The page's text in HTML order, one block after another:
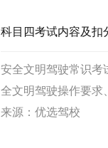
不可掉以轻心，否则
科目四考试内容及扣
安全文明驾驶常识考
全文明驾驶操作要求
胎等紧急情况下的临
来源：优选驾校